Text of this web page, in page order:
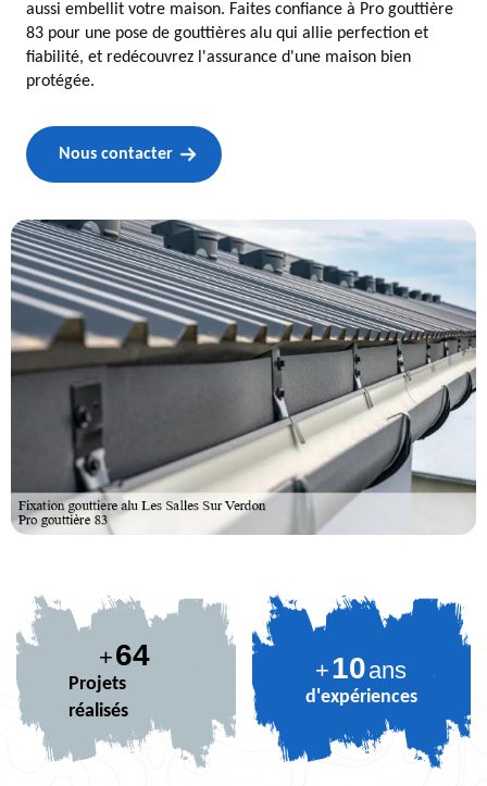
aussi embellit votre maison. Faites confiance à Pro gouttière
83 pour une pose de gouttières alu qui allie perfection et
fiabilité, et redécouvrez l'assurance d'une maison bien
protégée.
Nous contacter
+78
Projets
réalisés
+10ans
d'expériences